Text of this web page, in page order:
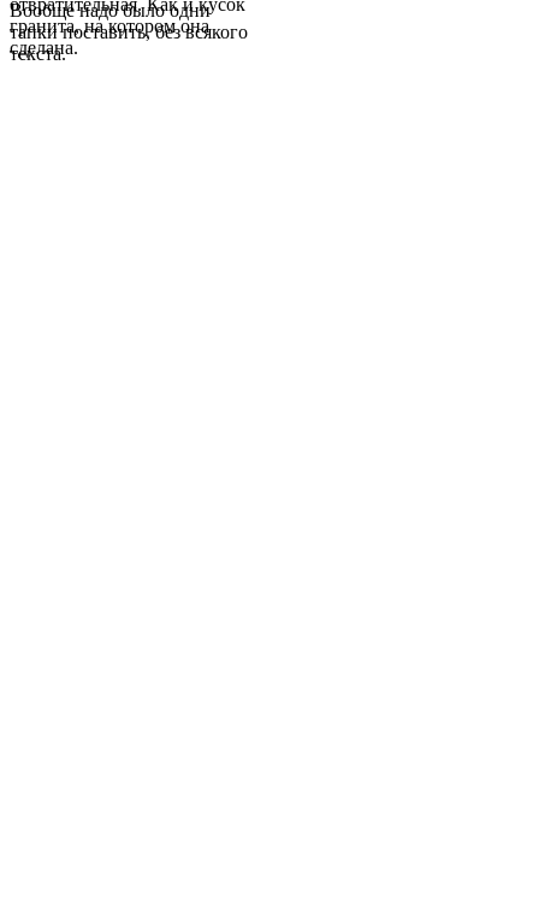
отвратительная. Как и кусок
гранита, на котором она
сделана.
Вообще надо было одни
тапки поставить, без всякого
текста.